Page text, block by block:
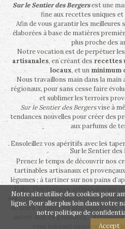
Sur le Sentier des Bergersest une
fine aux recettes uniques et
Afin de vous garantir les meilleures
élaborées à base de matières
plus proche des
Notre vocation est de perpétuer
artisanales, en créant des recettes
locaux, et un minimum
Nous travaillons main dans la main
régionaux, pour sans cesse faire
et sublimer les terroirs
Sur le Sentier des Bergersvise à
tendances nouvelles pour créer des
aux parfums de
Ensoleillez vos apéritifs avec les
Sur le Sentier des
Prenez le temps de découvrir nos
tartinables artisanaux et
légumes ; à tartiner sur nos pains
Italie. Des terrines artisanales aux
sélectionnés, des sauces et pesto
de soleil. Et pour les plus gourmets…
autres délices gourmets…
vous laissant surprendre par
Notre site utilise des cookies pour
ligne. Pour aller plus loin dans votre
notre politique de
Accept